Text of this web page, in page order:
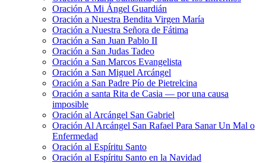
Oración A Mi Ángel Guardián
Oración a Nuestra Bendita Virgen María
Oración a Nuestra Señora de Fátima
Oración a San Juan Pablo II
Oración a San Judas Tadeo
Oración a San Marcos Evangelista
Oración a San Miguel Arcángel
Oración a San Padre Pío de Pietrelcina
Oración a santa Rita de Casia — por una causa
imposible
Oración al Arcángel San Gabriel
Oración Al Arcángel San Rafael Para Sanar Un Mal o
Enfermedad
Oración al Espíritu Santo
Oración al Espíritu Santo en la Navidad